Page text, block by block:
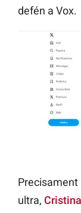
defén a Vox.
Precisament
ultra,